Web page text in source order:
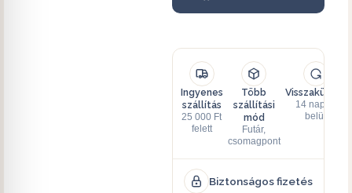
Ingyenes
szállítás
25 000 Ft
felett
Több
szállítási
mód
Futár,
csomagpont
Visszaküldés
14 napon
belül
Biztonságos fizetés